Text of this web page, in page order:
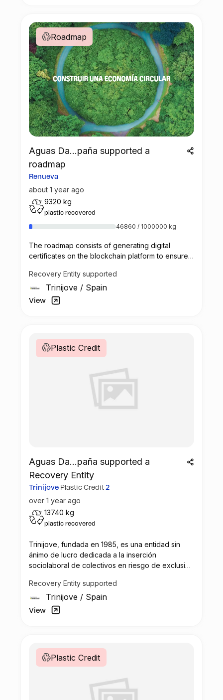
Roadmap
Aguas Da...paña supported a
roadmap
Renueva
about 1 year ago
9320 kg
plastic recovered
46860 / 1000000 kg
The roadmap consists of generating digital
certificates on the blockchain platform to ensure
public access to Danone´s plastic recovery
Project called Renueva.
Recovery Entity supported
Trinijove / Spain
View
Plastic Credit
Aguas Da...paña supported a
Recovery Entity
Trinijove Plastic Credit 2
over 1 year ago
13740 kg
plastic recovered
Trinijove, fundada en 1985, es una entidad sin
ánimo de lucro dedicada a la inserción
sociolaboral de colectivos en riesgo de exclusión
formación y promoción ocupacional. A través de
su empresa de inserción, Trinijove realiza tareas
en sectores como el reciclaje, la gestión de
Recovery Entity supported
Trinijove / Spain
View
Plastic Credit